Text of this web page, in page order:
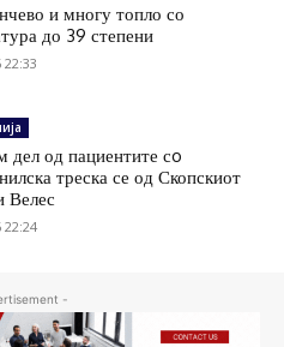
и многу топло со
до 39 степени
22:33
дел од пациентите сo
треска се од Скопскиот
Велес
22:24
-